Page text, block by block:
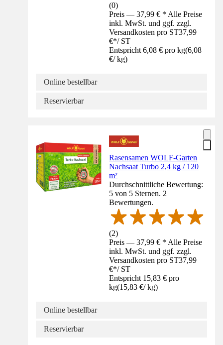
(0)
Preis — 37,99 € * Alle Preise
inkl. MwSt. und ggf. zzgl.
Versandkosten pro ST37,99
€*/ ST
Entspricht 6,08 € pro kg(6,08
€/ kg)
Online bestellbar
Reservierbar
Rasensamen WOLF-Garten
Nachsaat Turbo 2,4 kg / 120
m²
Durchschnittliche Bewertung:
5 von 5 Sternen. 2
Bewertungen.
(2)
Preis — 37,99 € * Alle Preise
inkl. MwSt. und ggf. zzgl.
Versandkosten pro ST37,99
€*/ ST
Entspricht 15,83 € pro
kg(15,83 €/ kg)
Online bestellbar
Reservierbar